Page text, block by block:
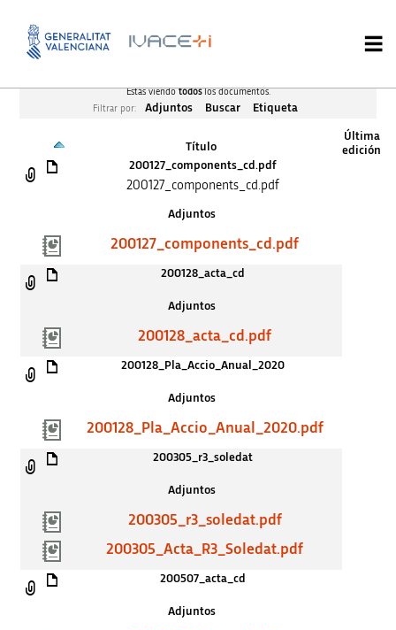
Estás viendo todoslos documentos.
Filtrar por:
Adjuntos Buscar Etiqueta
Título
Última
edición
200127_components_cd.pdf
200127_components_cd.pdf
Adjuntos
200127_components_cd.pdf
200128_acta_cd
Adjuntos
200128_acta_cd.pdf
200128_Pla_Accio_Anual_2020
Adjuntos
200128_Pla_Accio_Anual_2020.pdf
200305_r3_soledat
Adjuntos
200305_r3_soledat.pdf
200305_Acta_R3_Soledat.pdf
200507_acta_cd
Adjuntos